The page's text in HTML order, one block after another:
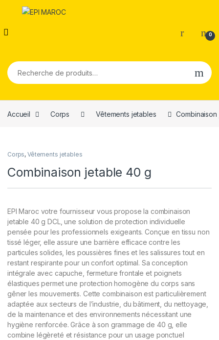
0
Recherche pour :
Accueil Corps Vêtements jetables
Corps,Vêtements jetables
Combinaison jetable 40 g
EPI Maroc votre fournisseur vous propose la combinaison
jetable 40 g DCL, une solution de protection individuelle
pensée pour les professionnels exigeants. Conçue en tissu non
tissé léger, elle assure une barrière efficace contre les
particules solides, les poussières fines et les salissures tout en
restant respirante pour un confort optimal. Sa conception
intégrale avec capuche, fermeture frontale et poignets
élastiques permet une protection homogène du corps sans
gêner les mouvements. Cette combinaison est particulièrement
adaptée aux secteurs de l’industrie, du bâtiment, du nettoyage,
de la maintenance et des environnements nécessitant une
hygiène renforcée. Grâce à son grammage de 40 g, elle
combine légèreté et résistance pour un usage ponctuel